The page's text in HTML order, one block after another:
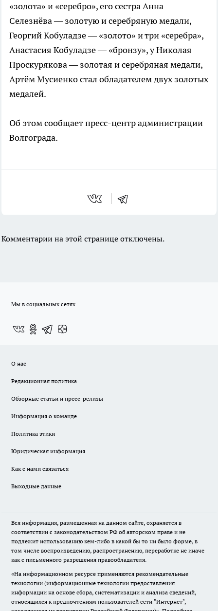
«золота» и «серебро», его сестра Анна
Селезнёва — золотую и серебряную медали,
Георгий Кобуладзе — «золото» и три «серебра»,
Анастасия Кобуладзе — «бронзу», у Николая
Проскурякова — золотая и серебряная медали,
Артём Мусиенко стал обладателем двух золотых
медалей.
Об этом сообщает пресс-центр администрации
Волгограда.
Комментарии на этой странице отключены.
Мы в социальных сетях
О нас
Редакционная политика
Обзорные статьи и пресс-релизы
Информация о команде
Политика этики
Юридическая информация
Как с нами связаться
Выходные данные
Вся информация, размещенная на данном сайте, охраняется в
соответствии с законодательством РФ об авторском праве и не
подлежит использованию кем-либо в какой бы то ни было форме, в
том числе воспроизведению, распространению, переработке не иначе
как с письменного разрешения правообладателя.
«На информационном ресурсе применяются рекомендательные
технологии (информационные технологии предоставления
информации на основе сбора, систематизации и анализа сведений,
относящихся к предпочтениям пользователей сети "Интернет",